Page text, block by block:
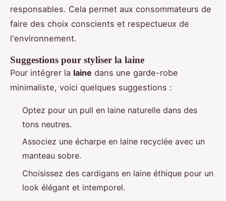
responsables. Cela permet aux consommateurs de
faire des choix conscients et respectueux de
l'environnement.
Suggestions pour styliser la laine
Pour intégrer la laine dans une garde-robe
minimaliste, voici quelques suggestions :
Optez pour un pull en laine naturelle dans des
tons neutres.
Associez une écharpe en laine recyclée avec un
manteau sobre.
Choisissez des cardigans en laine éthique pour un
look élégant et intemporel.